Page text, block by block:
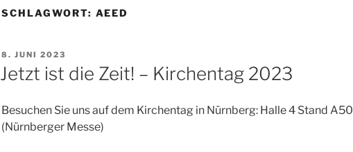
SCHLAGWORT: AEED
VERÖFFENTLICHT
AM
8. JUNI 2023
Jetzt ist die Zeit! – Kirchentag 2023
Besuchen Sie uns auf dem Kirchentag in Nürnberg: Halle 4 Stand A50
(Nürnberger Messe)